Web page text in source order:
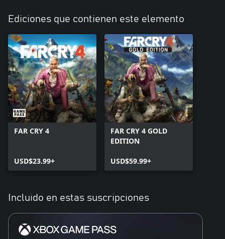
Ediciones que contienen este elemento
FAR CRY 4
USD$23.99+
FAR CRY 4 GOLD
EDITION
USD$59.99+
Incluido en estas suscripciones